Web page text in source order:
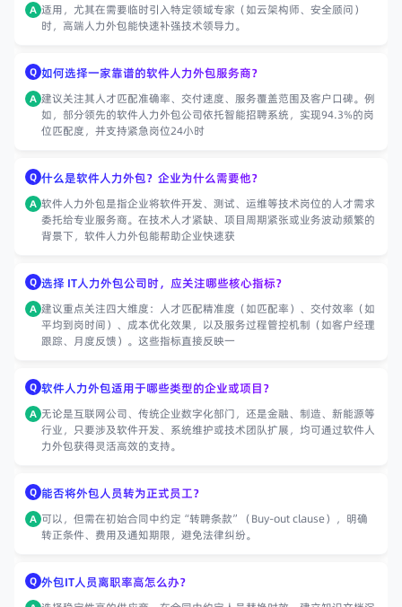
A 适用，尤其在需要临时引入特定领域专家（如云架构师、安全顾问）
时，高端人力外包能快速补强技术领导力。
Q 如何选择一家靠谱的软件人力外包服务商？
A 建议关注其人才匹配准确率、交付速度、服务覆盖范围及客户口碑。例
如，部分领先的软件人力外包公司依托智能招聘系统，实现94.3%的岗
位匹配度，并支持紧急岗位24小时
Q 什么是软件人力外包？企业为什么需要他？
A 软件人力外包是指企业将软件开发、测试、运维等技术岗位的人才需求
委托给专业服务商。在技术人才紧缺、项目周期紧张或业务波动频繁的
背景下，软件人力外包能帮助企业快速获
Q 选择 IT人力外包公司时，应关注哪些核心指标？
A 建议重点关注四大维度：人才匹配精准度（如匹配率）、交付效率（如
平均到岗时间）、成本优化效果，以及服务过程管控机制（如客户经理
跟踪、月度反馈）。这些指标直接反映一
Q 软件人力外包适用于哪些类型的企业或项目？
A 无论是互联网公司、传统企业数字化部门，还是金融、制造、新能源等
行业，只要涉及软件开发、系统维护或技术团队扩展，均可通过软件人
力外包获得灵活高效的支持。
Q 能否将外包人员转为正式员工？
A 可以，但需在初始合同中约定“转聘条款”（Buy-out clause），明确
转正条件、费用及通知期限，避免法律纠纷。
Q 外包IT人员离职率高怎么办？